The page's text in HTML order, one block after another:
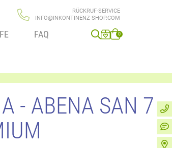
RÜCKRUF-SERVICE
INFO@INKONTINENZ-SHOP.COM
FAQ 0
- ABENA SAN 7